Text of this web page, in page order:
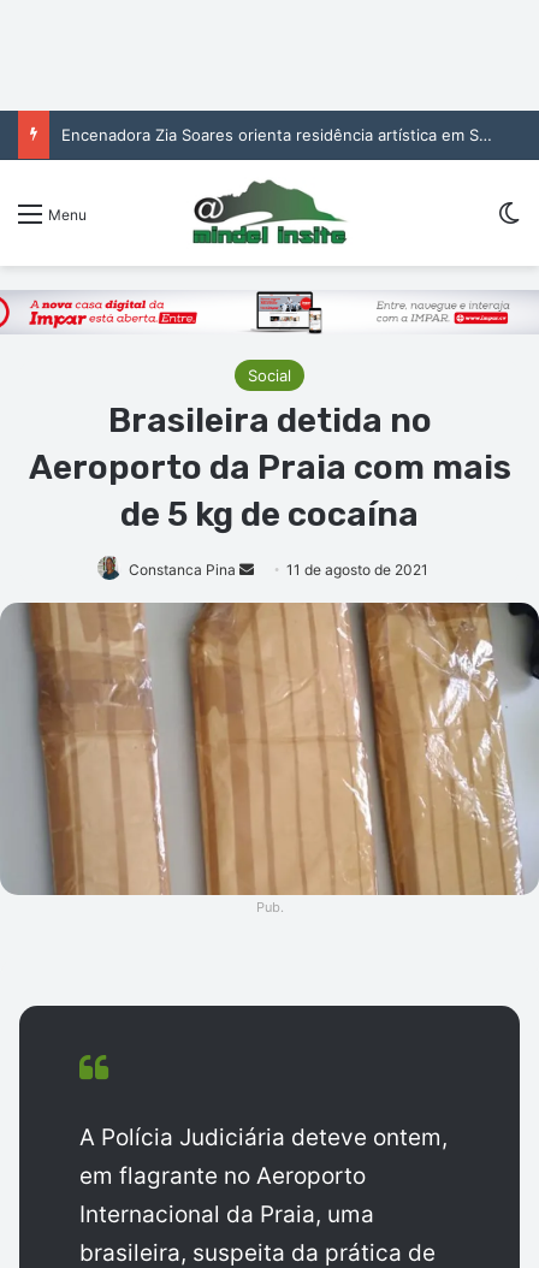
Encenadora Zia Soares orienta residência artística em São Vicente
Menu
Social
Brasileira detida no
Aeroporto da Praia com mais
de 5 kg de cocaína
Constanca Pina
Mande11 de agosto de 2021
Pub.
A Polícia Judiciária deteve ontem,
em flagrante no Aeroporto
Internacional da Praia, uma
brasileira, suspeita da prática de